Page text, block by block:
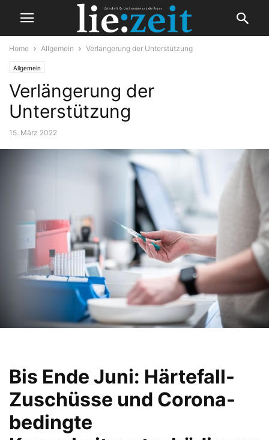
Home Allgemein Verlängerung der Unterstützung
Allgemein
Verlängerung der
Unterstützung
15. März 2022
Bis Ende Juni: Härtefall-
Zuschüsse und Corona-
bedingte